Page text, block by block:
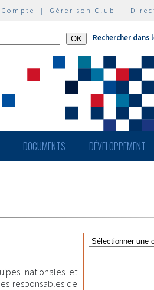
| Gérer son Club |
Rechercher dans
DOCUMENTS DÉVELOPPEMENT
nationales et
responsables de